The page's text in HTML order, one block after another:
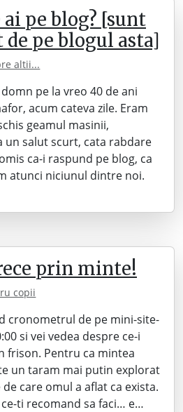
ai pe blog? [sunt
pe blogul asta]
altii...
pe la vreo 40 de ani
acum cateva zile. Eram
geamul masinii,
un salut scurt, cata rabdare
ca-i raspund pe blog, ca
atunci niciunul dintre noi.
prin minte!
copii
cronometrul de pe mini-site-
si vei vedea despre ce-i
frison. Pentru ca mintea
un taram mai putin explorat
care omul a aflat ca exista.
ti recomand sa faci… e…